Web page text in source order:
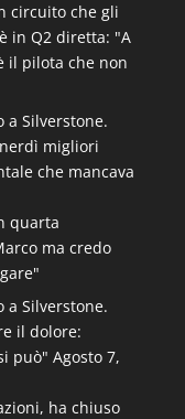
circuito che gli
in Q2 diretta: "A
il pilota che non
a Silverstone.
migliori
che mancava
quarta
ma credo
a Silverstone.
il dolore:
può" Agosto 7,
ha chiuso